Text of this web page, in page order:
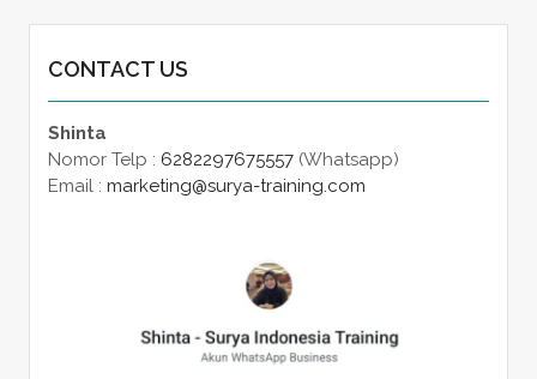
CONTACT US
Shinta
Nomor Telp : 6282297675557(Whatsapp)
Email : marketing@surya-training.com